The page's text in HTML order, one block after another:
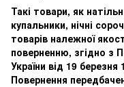
Такі товари, як
купальники, нічні
товарів належної
поверненню, згідно з
України від 19
Повернення